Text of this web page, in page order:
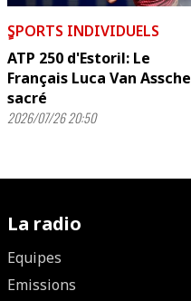
ٍSPORTS INDIVIDUELS
ATP 250 d'Estoril: Le
Français Luca Van Assche
sacré
2026/07/26 20:50
La radio
Equipes
Emissions